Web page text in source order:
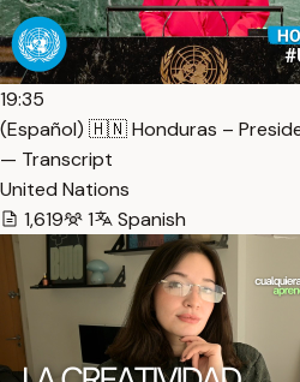
19:35
(Español) 🇭🇳 Honduras –
— Transcript
United Nations
1,619
1 Spanish